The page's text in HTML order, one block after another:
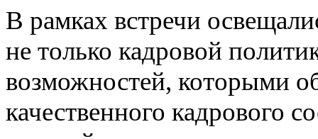
В рамках встречи
не только кадровой
возможностей, которыми
качественного кадрового